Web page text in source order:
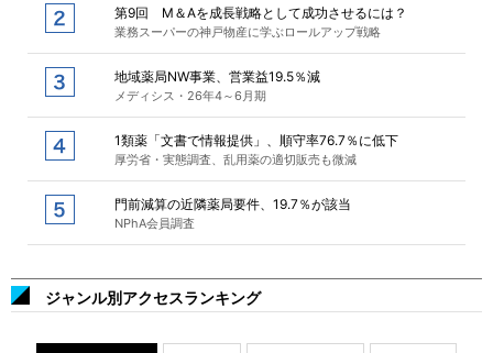
第9回 M＆Aを成長戦略として成功させるには？
業務スーパーの神戸物産に学ぶロールアップ戦略
地域薬局NW事業、営業益19.5％減
メディシス・26年4～6月期
1類薬「文書で情報提供」、順守率76.7％に低下
厚労省・実態調査、乱用薬の適切販売も微減
門前減算の近隣薬局要件、19.7％が該当
NPhA会員調査
ジャンル別アクセスランキング